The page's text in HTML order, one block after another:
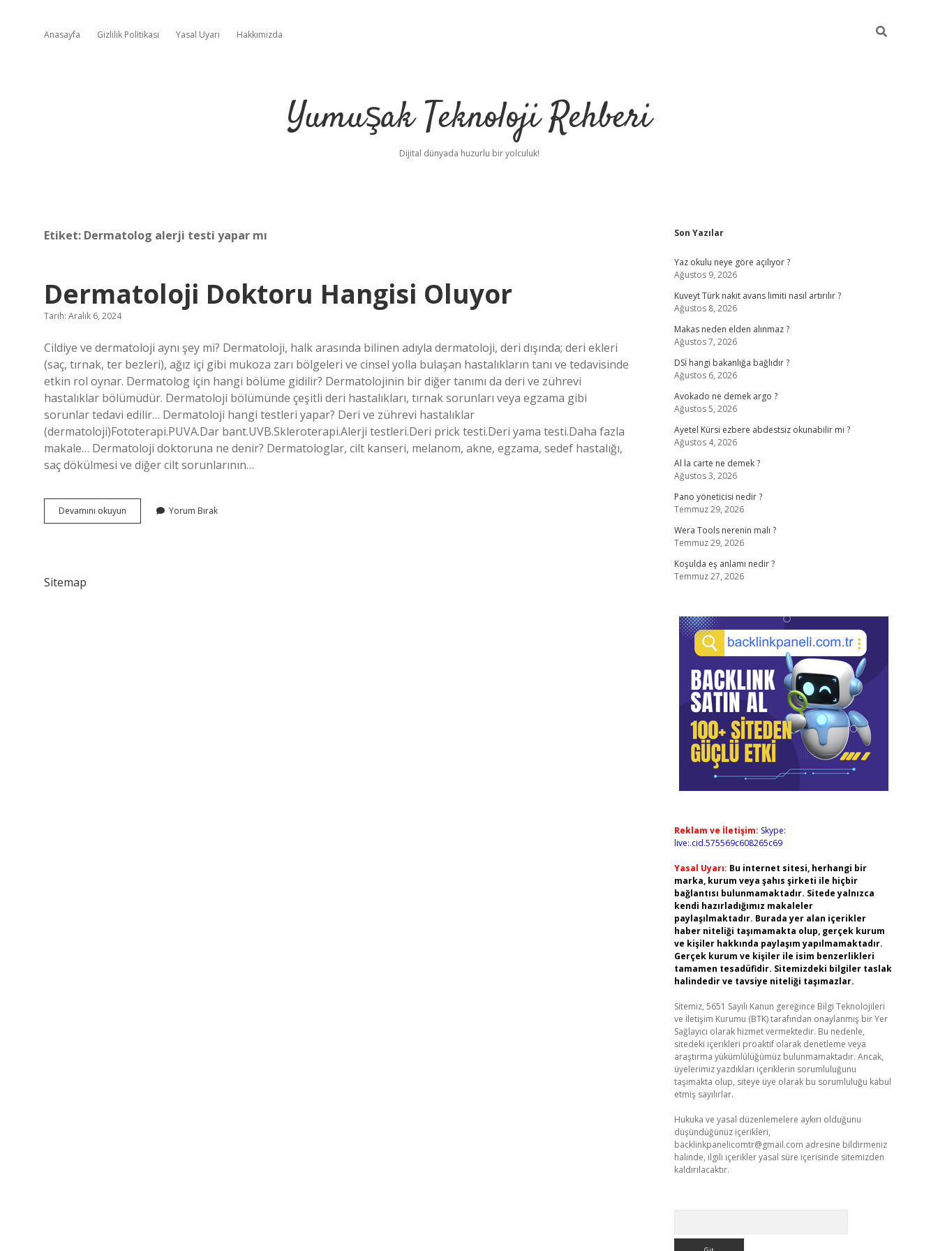
Anasayfa Gizlilik Politikası Yasal Uyarı Hakkımızda
Yumuşak Teknoloji Rehberi
Dijital dünyada huzurlu bir yolculuk!
Etiket: Dermatolog alerji testi yapar mı
Dermatoloji Doktoru Hangisi Oluyor
Tarih: Aralık 6, 2024
Cildiye ve dermatoloji aynı şey mi? Dermatoloji, halk arasında bilinen adıyla dermatoloji, deri dışında; deri ekleri
(saç, tırnak, ter bezleri), ağız içi gibi mukoza zarı bölgeleri ve cinsel yolla bulaşan hastalıkların tanı ve tedavisinde
etkin rol oynar. Dermatolog için hangi bölüme gidilir? Dermatolojinin bir diğer tanımı da deri ve zührevi
hastalıklar bölümüdür. Dermatoloji bölümünde çeşitli deri hastalıkları, tırnak sorunları veya egzama gibi
sorunlar tedavi edilir… Dermatoloji hangi testleri yapar? Deri ve zührevi hastalıklar
(dermatoloji)Fototerapi.PUVA.Dar bant.UVB.Skleroterapi.Alerji testleri.Deri prick testi.Deri yama testi.Daha fazla
makale… Dermatoloji doktoruna ne denir? Dermatologlar, cilt kanseri, melanom, akne, egzama, sedef hastalığı,
saç dökülmesi ve diğer cilt sorunlarının…
Devamını okuyun Dermatoloji
Doktoru
Yorum Bırak
Sitemap
Sidebar
Son Yazılar
Yaz okulu neye göre açılıyor ?
Ağustos 9, 2026
Kuveyt Türk nakit avans limiti nasıl artırılır ?
Ağustos 8, 2026
Makas neden elden alınmaz ?
Ağustos 7, 2026
DSİ hangi bakanlığa bağlıdır ?
Ağustos 6, 2026
Avokado ne demek argo ?
Ağustos 5, 2026
Ayetel Kürsi ezbere abdestsiz okunabilir mi ?
Ağustos 4, 2026
Al la carte ne demek ?
Ağustos 3, 2026
Pano yöneticisi nedir ?
Temmuz 29, 2026
Wera Tools nerenin malı ?
Temmuz 29, 2026
Koşulda eş anlamı nedir ?
Temmuz 27, 2026
Reklam ve İletişim: Skype:
live:.cid.575569c608265c69
Yasal Uyarı: Bu internet sitesi, herhangi bir
marka, kurum veya şahıs şirketi ile hiçbir
bağlantısı bulunmamaktadır. Sitede yalnızca
kendi hazırladığımız makaleler
paylaşılmaktadır. Burada yer alan içerikler
haber niteliği taşımamakta olup, gerçek kurum
ve kişiler hakkında paylaşım yapılmamaktadır.
Gerçek kurum ve kişiler ile isim benzerlikleri
tamamen tesadüfidir. Sitemizdeki bilgiler taslak
halindedir ve tavsiye niteliği taşımazlar.
Sitemiz, 5651 Sayılı Kanun gereğince Bilgi Teknolojileri
ve İletişim Kurumu (BTK) tarafından onaylanmış bir Yer
Sağlayıcı olarak hizmet vermektedir. Bu nedenle,
sitedeki içerikleri proaktif olarak denetleme veya
araştırma yükümlülüğümüz bulunmamaktadır. Ancak,
üyelerimiz yazdıkları içeriklerin sorumluluğunu
taşımakta olup, siteye üye olarak bu sorumluluğu kabul
etmiş sayılırlar.
Hukuka ve yasal düzenlemelere aykırı olduğunu
düşündüğünüz içerikleri,
backlinkpanelicomtr@gmail.com adresine bildirmeniz
halinde, ilgili içerikler yasal süre içerisinde sitemizden
kaldırılacaktır.